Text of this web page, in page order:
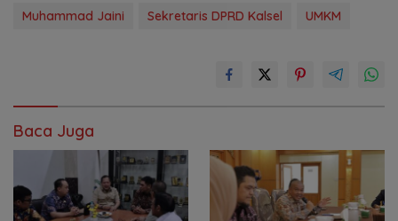
Muhammad Jaini
Sekretaris DPRD Kalsel UMKM
Baca Juga